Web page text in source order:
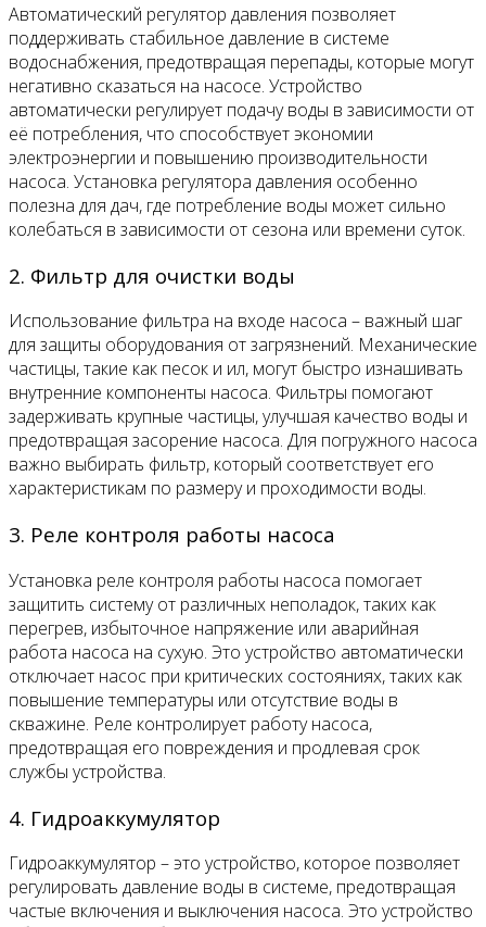
Автоматический регулятор давления позволяет
поддерживать стабильное давление в системе
водоснабжения, предотвращая перепады, которые могут
негативно сказаться на насосе. Устройство
автоматически регулирует подачу воды в зависимости от
её потребления, что способствует экономии
электроэнергии и повышению производительности
насоса. Установка регулятора давления особенно
полезна для дач, где потребление воды может сильно
колебаться в зависимости от сезона или времени суток.
2. Фильтр для очистки воды
Использование фильтра на входе насоса – важный шаг
для защиты оборудования от загрязнений. Механические
частицы, такие как песок и ил, могут быстро изнашивать
внутренние компоненты насоса. Фильтры помогают
задерживать крупные частицы, улучшая качество воды и
предотвращая засорение насоса. Для погружного насоса
важно выбирать фильтр, который соответствует его
характеристикам по размеру и проходимости воды.
3. Реле контроля работы насоса
Установка реле контроля работы насоса помогает
защитить систему от различных неполадок, таких как
перегрев, избыточное напряжение или аварийная
работа насоса на сухую. Это устройство автоматически
отключает насос при критических состояниях, таких как
повышение температуры или отсутствие воды в
скважине. Реле контролирует работу насоса,
предотвращая его повреждения и продлевая срок
службы устройства.
4. Гидроаккумулятор
Гидроаккумулятор – это устройство, которое позволяет
регулировать давление воды в системе, предотвращая
частые включения и выключения насоса. Это устройство